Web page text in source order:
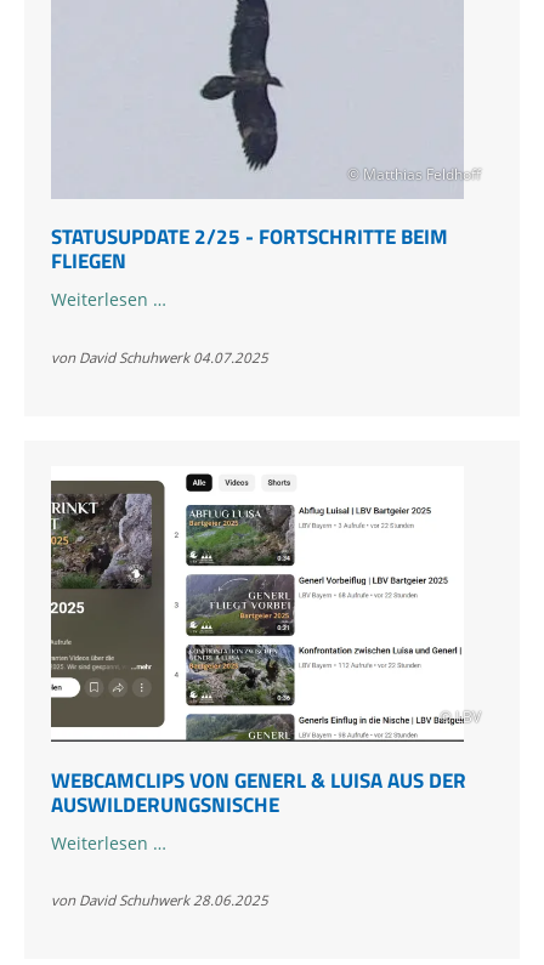
© Matthias Feldhoff
STATUSUPDATE 2/25 - FORTSCHRITTE BEIM
FLIEGEN
Weiterlesen …Statusupdate
-
von David Schuhwerk 04.07.2025
© LBV
WEBCAMCLIPS VON GENERL & LUISA AUS DER
AUSWILDERUNGSNISCHE
Weiterlesen …
Generl
von David Schuhwerk28.06.2025